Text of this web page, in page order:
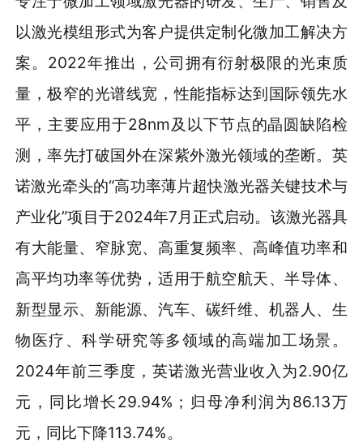
以激光模组形式为客户提供定制化微加工解决方
案。2022年推出，公司拥有衍射极限的光束质
量，极窄的光谱线宽，性能指标达到国际领先水
平，主要应用于28nm及以下节点的晶圆缺陷检
测，率先打破国外在深紫外激光领域的垄断。英
诺激光牵头的“高功率薄片超快激光器关键技术与
产业化”项目于2024年7月正式启动。该激光器具
有大能量、窄脉宽、高重复频率、高峰值功率和
高平均功率等优势，适用于航空航天、半导体、
新型显示、新能源、汽车、碳纤维、机器人、生
物医疗、科学研究等多领域的高端加工场景。
2024年前三季度，英诺激光营业收入为2.90亿
元，同比增长29.94%；归母净利润为86.13万
元，同比下降113.74%。